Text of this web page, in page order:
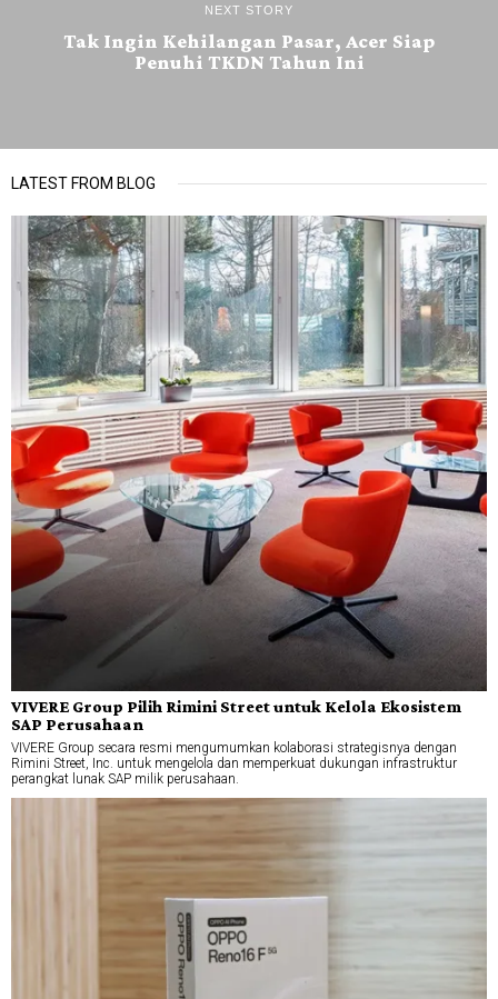
NEXT STORY
Tak Ingin Kehilangan Pasar, Acer Siap
Penuhi TKDN Tahun Ini
LATEST FROM BLOG
VIVERE Group Pilih Rimini Street untuk Kelola Ekosistem
SAP Perusahaan
VIVERE Group secara resmi mengumumkan kolaborasi strategisnya dengan
Rimini Street, Inc. untuk mengelola dan memperkuat dukungan infrastruktur
perangkat lunak SAP milik perusahaan.